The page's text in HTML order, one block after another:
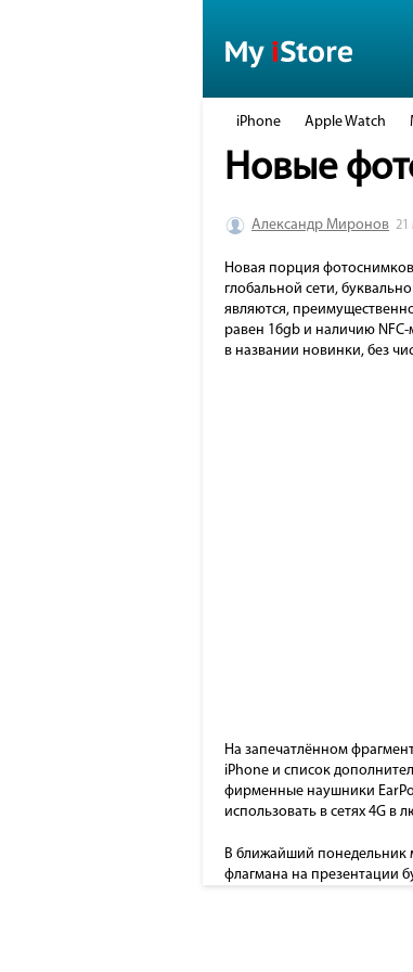
iPhone Apple Watch
Новые
Александр Миронов 21
Новая порция фотоснимков
глобальной сети,
являются,
равен 16gb и наличию
в названии новинки, без
На запечатлённом
iPhone и список
фирменные наушники
использовать в сетях 4G в
В ближайший понедельник
флагмана на презентации